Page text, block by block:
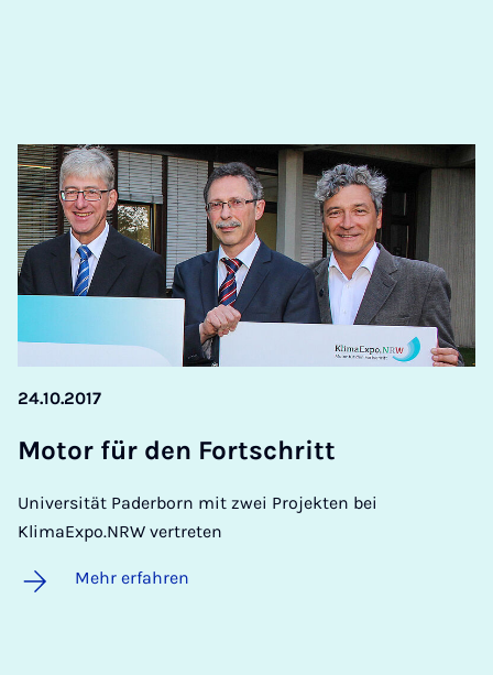
24.10.2017
Mo­tor für den Fort­s­chritt
Universität Paderborn mit zwei Projekten bei
KlimaExpo.NRW vertreten
Mehr erfahren